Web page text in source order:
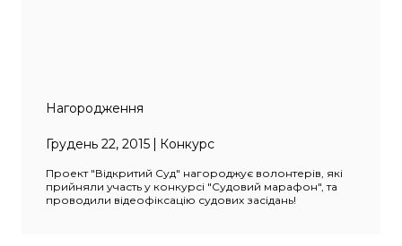
Нагородження
Грудень 22, 2015 Конкурс
Проект "Відкритий Суд" нагороджує волонтерів, які
прийняли участь у конкурсі "Судовий марафон", та
проводили відеофіксацію судових засідань!